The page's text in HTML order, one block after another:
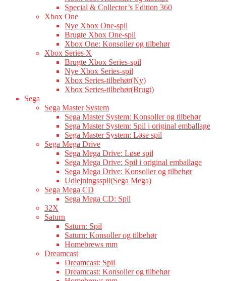
Special & Collector’s Edition 360
Xbox One
Nye Xbox One-spil
Brugte Xbox One-spil
Xbox One: Konsoller og tilbehør
Xbox Series X
Brugte Xbox Series-spil
Nye Xbox Series-spil
Xbox Series-tilbehør(Ny)
Xbox Series-tilbehør(Brugt)
Sega
Sega Master System
Sega Master System: Konsoller og tilbehør
Sega Master System: Spil i original emballage
Sega Master System: Løse spil
Sega Mega Drive
Sega Mega Drive: Løse spil
Sega Mega Drive: Spil i original emballage
Sega Mega Drive: Konsoller og tilbehør
Udlejningsspil(Sega Mega)
Sega Mega CD
Sega Mega CD: Spil
32X
Saturn
Saturn: Spil
Saturn: Konsoller og tilbehør
Homebrews mm
Dreamcast
Dreamcast: Spil
Dreamcast: Konsoller og tilbehør